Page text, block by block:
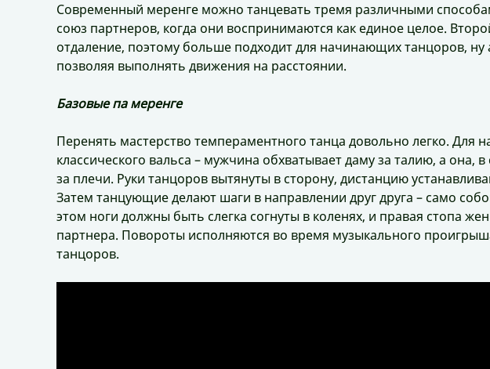
Современный меренге можно танцевать тремя различными
союз партнеров, когда они воспринимаются как единое целое.
отдаление, поэтому больше подходит для начинающих танцоров, ну
позволяя выполнять движения на расстоянии.
Базовые па меренге
Перенять мастерство темпераментного танца довольно легко. Для
классического вальса – мужчина обхватывает даму за талию, а она,
за плечи. Руки танцоров вытянуты в сторону, дистанцию
Затем танцующие делают шаги в направлении друг друга – само
этом ноги должны быть слегка согнуты в коленях, и правая стопа
партнера. Повороты исполняются во время музыкального
танцоров.